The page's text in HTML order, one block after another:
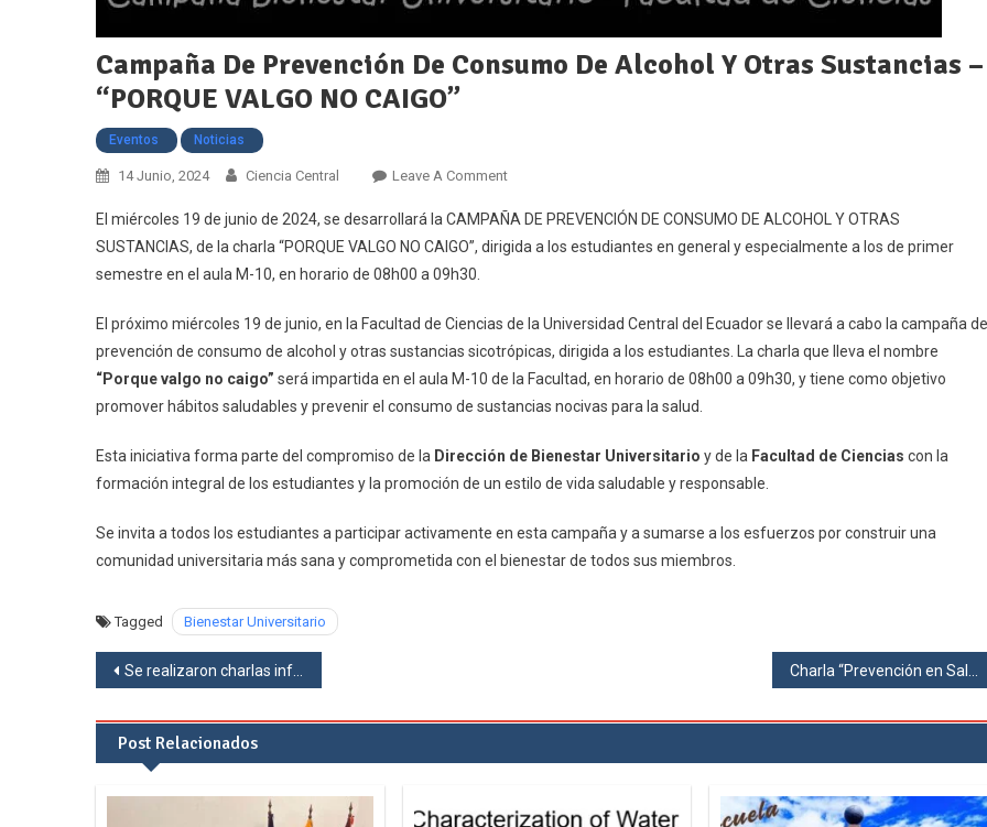
Campaña De Prevención De Consumo De Alcohol Y Otras Sustancias –
“PORQUE VALGO NO CAIGO”
Eventos Noticias
14 Junio, 2024 Ciencia Central Leave A CommentOn
De
Prevención
De
Alcohol
Y
Otras
–
“PORQUE
NO
CAIGO”
El miércoles 19 de junio de 2024, se desarrollará la CAMPAÑA DE PREVENCIÓN DE CONSUMO DE ALCOHOL Y OTRAS
SUSTANCIAS, de la charla “PORQUE VALGO NO CAIGO”, dirigida a los estudiantes en general y especialmente a los de primer
semestre en el aula M-10, en horario de 08h00 a 09h30.
El próximo miércoles 19 de junio, en la Facultad de Ciencias de la Universidad Central del Ecuador se llevará a cabo la campaña de
prevención de consumo de alcohol y otras sustancias sicotrópicas, dirigida a los estudiantes. La charla que lleva el nombre
“Porque valgo no caigo” será impartida en el aula M-10 de la Facultad, en horario de 08h00 a 09h30, y tiene como objetivo
promover hábitos saludables y prevenir el consumo de sustancias nocivas para la salud.
Esta iniciativa forma parte del compromiso de la Dirección de Bienestar Universitario y de la Facultad de Ciencias con la
formación integral de los estudiantes y la promoción de un estilo de vida saludable y responsable.
Se invita a todos los estudiantes a participar activamente en esta campaña y a sumarse a los esfuerzos por construir una
comunidad universitaria más sana y comprometida con el bienestar de todos sus miembros.
Tagged Bienestar Universitario
Navegación
de
entradas
Se realizaron charlas informativas sobre cursos, becas e intercambio con el Instituto Académico de Idiomas de la UCE
Post Relacionados